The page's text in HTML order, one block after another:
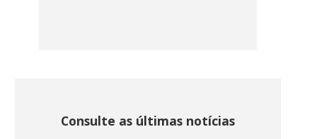
Consulte as últimas notícias